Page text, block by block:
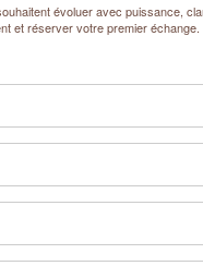
évoluer avec puissance,
et réserver votre premier échange.